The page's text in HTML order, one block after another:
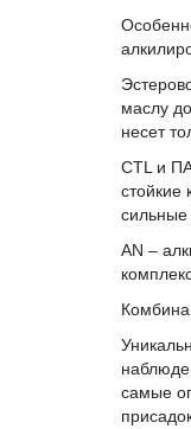
маслу
несет
CTL и
стойкие
AN –
самые